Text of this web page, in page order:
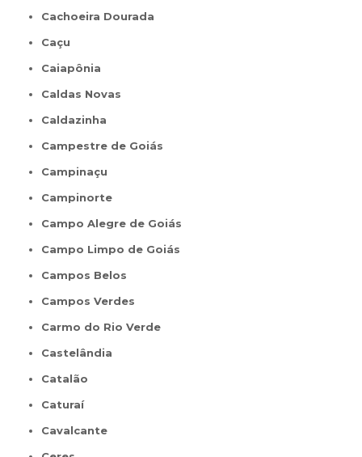
Cachoeira Dourada
Caçu
Caiapônia
Caldas Novas
Caldazinha
Campestre de Goiás
Campinaçu
Campinorte
Campo Alegre de Goiás
Campo Limpo de Goiás
Campos Belos
Campos Verdes
Carmo do Rio Verde
Castelândia
Catalão
Caturaí
Cavalcante